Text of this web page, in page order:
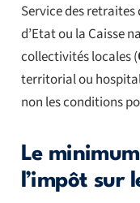
Service des retraites
d’Etat ou la Caisse
collectivités locales (
territorial ou
non les conditions
Le
l’impôt sur